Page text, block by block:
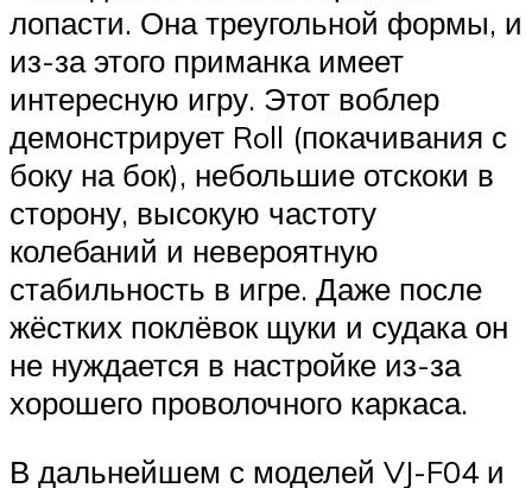
лопасти. Она треугольной формы, и
из-за этого приманка имеет
интересную игру. Этот воблер
демонстрирует Roll (покачивания с
боку на бок), небольшие отскоки в
сторону, высокую частоту
колебаний и невероятную
стабильность в игре. Даже после
жёстких поклёвок щуки и судака он
не нуждается в настройке из-за
хорошего проволочного каркаса.
В дальнейшем с моделей VJ-F04 и